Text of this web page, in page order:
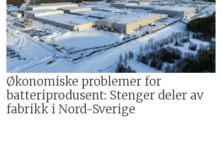
Økonomiske problemer for
batteriprodusent: Stenger deler av
fabrikk i Nord-Sverige